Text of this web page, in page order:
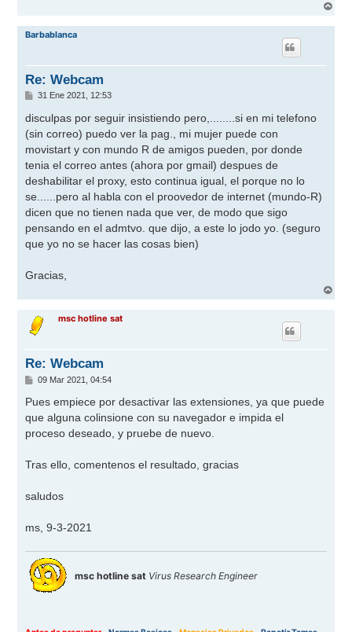
r
Barbablanca
Re: Webcam
M
n
a
j
e
31 Ene 2021, 12:53
disculpas por seguir insistiendo pero,........si en mi telefono
(sin correo) puedo ver la pag., mi mujer puede con
movistart y con mundo R de amigos pueden, por donde
tenia el correo antes (ahora por gmail) despues de
deshabilitar el proxy, esto continua igual, el porque no lo
se......pero al habla con el proovedor de internet (mundo-R)
dicen que no tienen nada que ver, de modo que sigo
pensando en el admtvo. que dijo, a este lo jodo yo. (seguro
que yo no se hacer las cosas bien)
Gracias,
r
msc hotline sat
Re: Webcam
M
n
a
j
e
09 Mar 2021, 04:54
Pues empiece por desactivar las extensiones, ya que puede
que alguna colinsione con su navegador e impida el
proceso deseado, y pruebe de nuevo.
Tras ello, comentenos el resultado, gracias
saludos
ms, 9-3-2021
msc hotline sat Virus Research Engineer